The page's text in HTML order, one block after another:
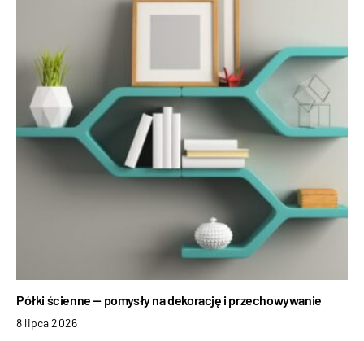
Półki ścienne — pomysły na dekorację i przechowywanie
8 lipca 2026